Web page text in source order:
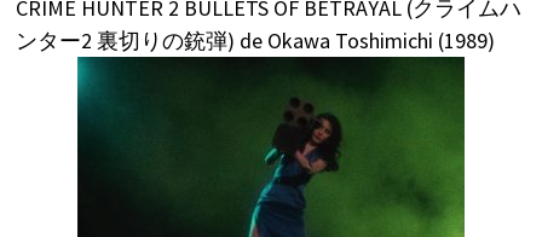
CRIME HUNTER 2 BULLETS OF BETRAYAL (クライムハ
ンター2 裏切りの銃弾) de Okawa Toshimichi (1989)